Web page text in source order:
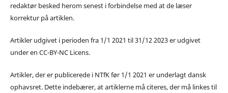
redaktør besked herom senest i forbindelse med at de læser
korrektur på artiklen.
Artikler udgivet i perioden fra 1/1 2021 til 31/12 2023 er udgivet
under en CC-BY-NC Licens.
Artikler, der er publicerede i NTfK før 1/1 2021 er underlagt dansk
ophavsret. Dette indebærer, at artiklerne må citeres, der må linkes til